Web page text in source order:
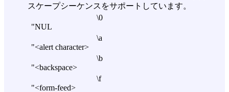
スケープシーケンスをサポートしています。
"NUL
\0
"<alert character>
\a
"<backspace>
\b
"<form-feed>
\f